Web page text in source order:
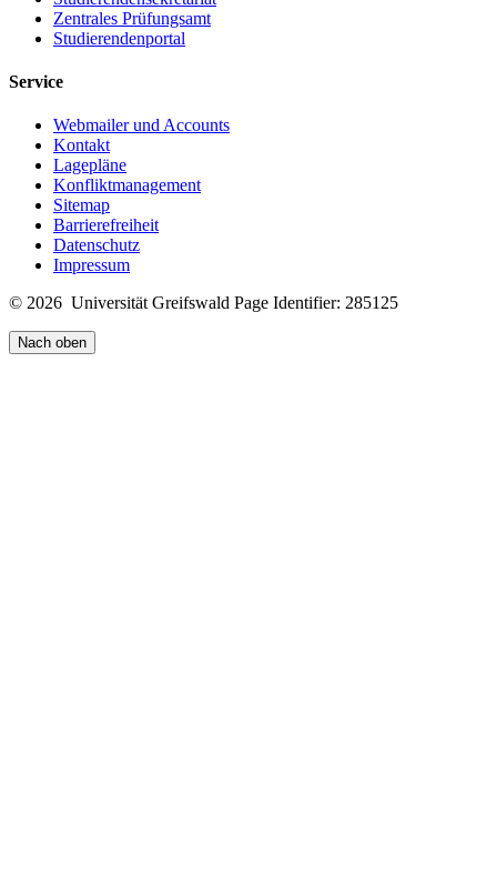
Zentrales Prüfungsamt
Studierendenportal
Service
Webmailer und Accounts
Kontakt
Lagepläne
Konfliktmanagement
Sitemap
Barrierefreiheit
Datenschutz
Impressum
© 2026 Universität Greifswald Page Identifier: 285125
Nach oben